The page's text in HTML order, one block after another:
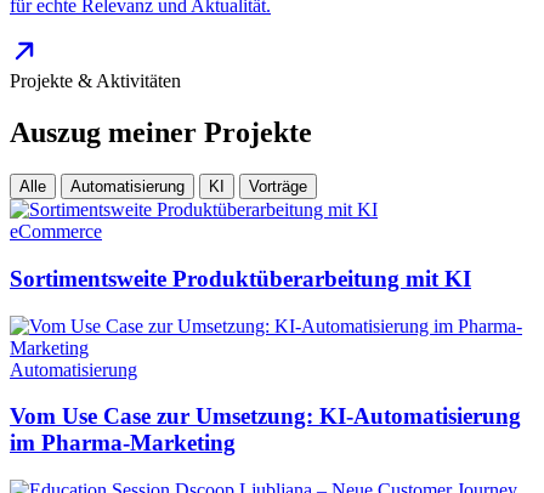
für echte Relevanz und Aktualität.
Projekte & Aktivitäten
Auszug meiner Projekte
Alle Automatisierung KI Vorträge
eCommerce
Sortimentsweite Produktüberarbeitung mit KI
Automatisierung
Vom Use Case zur Umsetzung: KI-Automatisierung
im Pharma-Marketing